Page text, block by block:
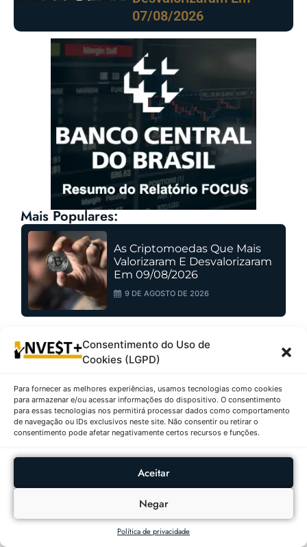
Consentimento do Uso de
Cookies (LGPD)
Para fornecer as melhores experiências, usamos tecnologias como cookies
para armazenar e/ou acessar informações do dispositivo. O consentimento
para essas tecnologias nos permitirá processar dados como comportamento
de navegação ou IDs exclusivos neste site. Não consentir ou retirar o
consentimento pode afetar negativamente certos recursos e funções.
Aceitar
Negar
Política de privacidade
07/08/2026
Mais Populares:
As Criptomoedas Que Mais
Valorizaram E Desvalorizaram
Em 09/08/2026
9 DE AGOSTO DE 2026
As Criptomoedas Que Mais
Valorizaram E Desvalorizaram
8 DE AGOSTO DE 2026
Ações Com Maiores Altas E
Baixas No IBOVESPA Em
7 DE AGOSTO DE 2026